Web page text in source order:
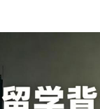
目、独立解决问